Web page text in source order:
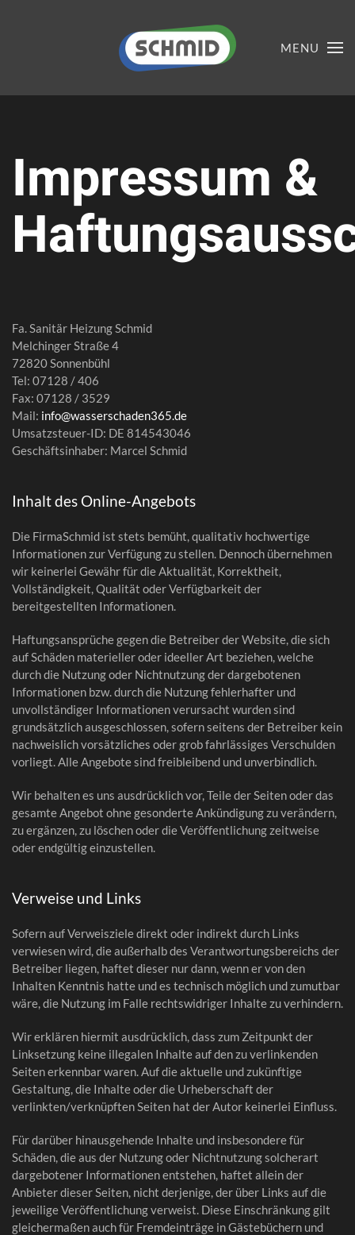
MENU
Impressum &
Fa. Sanitär Heizung Schmid
Melchinger Straße 4
72820 Sonnenbühl
Tel: 07128 / 406
Fax: 07128 / 3529
Mail: info@wasserschaden365.de
Umsatzsteuer-ID: DE 814543046
Geschäftsinhaber: Marcel Schmid
Inhalt des Online-Angebots
Die FirmaSchmid ist stets bemüht, qualitativ hochwertige
Informationen zur Verfügung zu stellen. Dennoch übernehmen
wir keinerlei Gewähr für die Aktualität, Korrektheit,
Vollständigkeit, Qualität oder Verfügbarkeit der
bereitgestellten Informationen.
Haftungsansprüche gegen die Betreiber der Website, die sich
auf Schäden materieller oder ideeller Art beziehen, welche
durch die Nutzung oder Nichtnutzung der dargebotenen
Informationen bzw. durch die Nutzung fehlerhafter und
unvollständiger Informationen verursacht wurden sind
grundsätzlich ausgeschlossen, sofern seitens der Betreiber kein
nachweislich vorsätzliches oder grob fahrlässiges Verschulden
vorliegt. Alle Angebote sind freibleibend und unverbindlich.
Wir behalten es uns ausdrücklich vor, Teile der Seiten oder das
gesamte Angebot ohne gesonderte Ankündigung zu verändern,
zu ergänzen, zu löschen oder die Veröffentlichung zeitweise
oder endgültig einzustellen.
Verweise und Links
Sofern auf Verweisziele direkt oder indirekt durch Links
verwiesen wird, die außerhalb des Verantwortungsbereichs der
Betreiber liegen, haftet dieser nur dann, wenn er von den
Inhalten Kenntnis hatte und es technisch möglich und zumutbar
wäre, die Nutzung im Falle rechtswidriger Inhalte zu verhindern.
Wir erklären hiermit ausdrücklich, dass zum Zeitpunkt der
Linksetzung keine illegalen Inhalte auf den zu verlinkenden
Seiten erkennbar waren. Auf die aktuelle und zukünftige
Gestaltung, die Inhalte oder die Urheberschaft der
verlinkten/verknüpften Seiten hat der Autor keinerlei Einfluss.
Für darüber hinausgehende Inhalte und insbesondere für
Schäden, die aus der Nutzung oder Nichtnutzung solcherart
dargebotener Informationen entstehen, haftet allein der
Anbieter dieser Seiten, nicht derjenige, der über Links auf die
jeweilige Veröffentlichung verweist. Diese Einschränkung gilt
gleichermaßen auch für Fremdeinträge in Gästebüchern und